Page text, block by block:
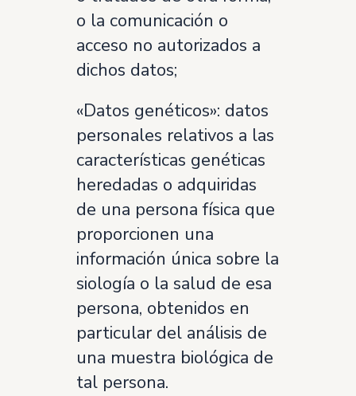
o la comunicación o
acceso no autorizados a
dichos datos;
«Datos genéticos»: datos
personales relativos a las
características genéticas
heredadas o adquiridas
de una persona física que
proporcionen una
información única sobre la
siología o la salud de esa
persona, obtenidos en
particular del análisis de
una muestra biológica de
tal persona.